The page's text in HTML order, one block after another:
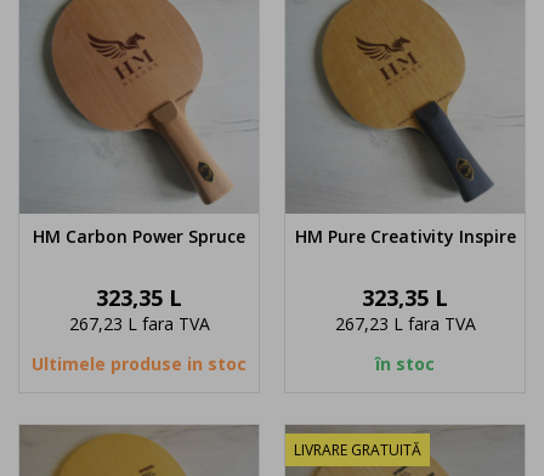
HM Carbon Power Spruce
Pret
323,35 L
267,23 L fara TVA
Ultimele produse in stoc
HM Pure Creativity Inspire
Pret
323,35 L
267,23 L fara TVA
în stoc
LIVRARE GRATUITĂ